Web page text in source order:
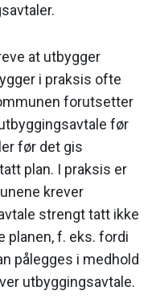
at utbygger
i praksis ofte
forutsetter
før
før det gis
plan. I praksis er
krever
strengt tatt ikke
planen, f. eks. fordi
pålegges i medhold
utbyggingsavtale.